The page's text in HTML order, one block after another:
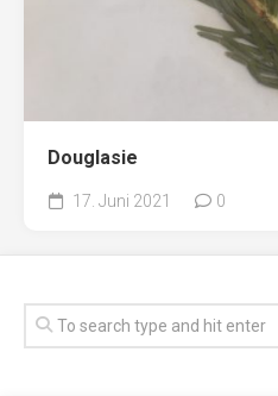
Douglasie
17. Juni 2021 0